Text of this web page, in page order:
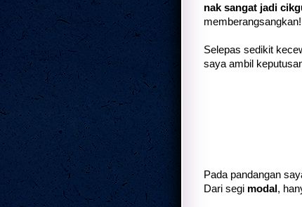
nak sangat jadi
Selepas sedikit
saya ambil
Pada pandangan
Dari segi modal,